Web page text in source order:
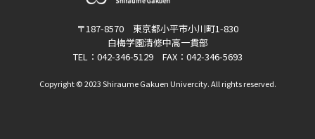
〒187-8570 東京都小平市小川町1-830
白梅学園清修中高一貫部
TEL：042-346-5129 FAX：042-346-5693
Copyright © 2023 Shiraume Gakuen Univercity. All rights reserved.